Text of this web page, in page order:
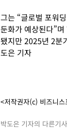
그는 “글로벌 포워
둔화가 예상된다”
됐지만 2025년 2분
도은 기자
<저작권자(c) 비즈니
박도은 기자의 다른기